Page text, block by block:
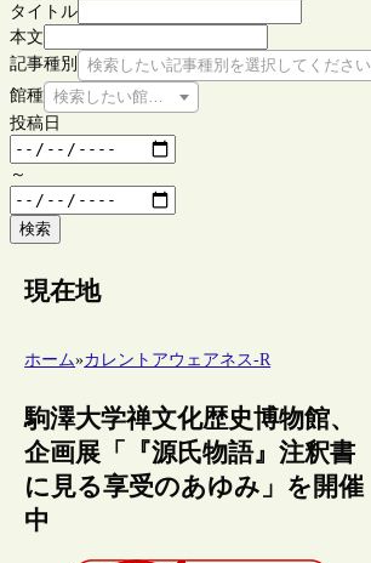
タイトル
本文
記事種別
検索したい記事種別を選択してください
館種 検索したい館種を選択してください
投稿日
～
検索
現在地
ホーム»カレントアウェアネス-R
駒澤大学禅文化歴史博物館、
企画展「『源氏物語』注釈書
に見る享受のあゆみ」を開催
中